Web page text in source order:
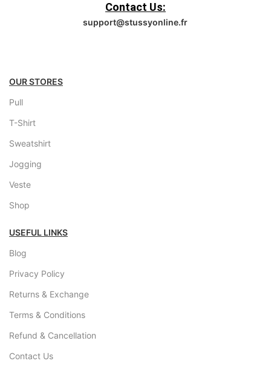
Contact Us:
support@stussyonline.fr
OUR STORES
Pull
T-Shirt
Sweatshirt
Jogging
Veste
Shop
USEFUL LINKS
Blog
Privacy Policy
Returns & Exchange
Terms & Conditions
Refund & Cancellation
Contact Us